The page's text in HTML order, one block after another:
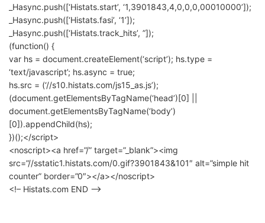
_Hasync.push([‘Histats.start’, ‘1,3901843,4,0,0,0,00010000’]);
_Hasync.push([‘Histats.fasi’, ‘1’]);
_Hasync.push([‘Histats.track_hits’, ”]);
(function() {
var hs = document.createElement(‘script’); hs.type =
‘text/javascript’; hs.async = true;
hs.src = (‘//s10.histats.com/js15_as.js’);
(document.getElementsByTagName(‘head’)[0] ||
document.getElementsByTagName(‘body’)
[0]).appendChild(hs);
})();</script>
<noscript><a href=”/” target=”_blank”><img
src=”//sstatic1.histats.com/0.gif?3901843&101″ alt=”simple hit
counter” border=”0″></a></noscript>
<!– Histats.com END –>